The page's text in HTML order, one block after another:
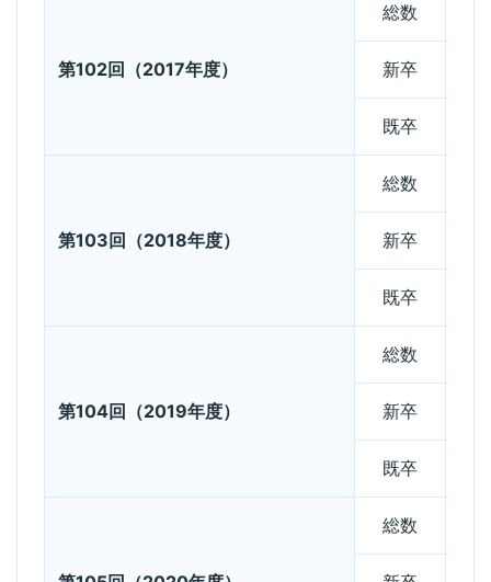
第102回（2017年度）
総数
新卒
既卒
第103回（2018年度）
総数
新卒
既卒
第104回（2019年度）
総数
新卒
既卒
総数